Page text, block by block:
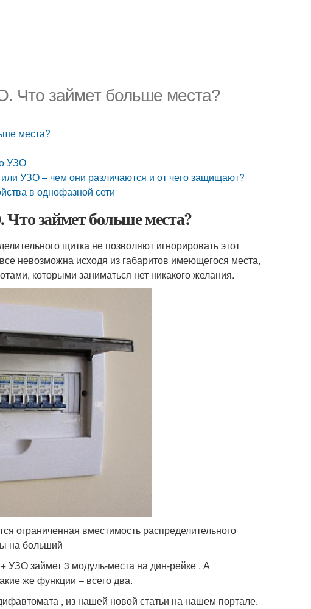
Что займет больше места?
места?
УЗО
УЗО – чем они различаются и от чего защищают?
в однофазной сети
займет больше места?
щитка не позволяют игнорировать этот
невозможна исходя из габаритов имеющегося места,
которыми заниматься нет никакого желания.
ограниченная вместимость распределительного
на больший
УЗО займет 3 модуль-места на дин-рейке . А
же функции – всего два.
, из нашей новой статьи на нашем портале.